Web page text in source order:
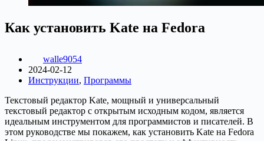
Как установить Kate на Fedora
walle9054
2024-02-12
Инструкции, Программы
Текстовый редактор Kate, мощный и универсальный
текстовый редактор с открытым исходным кодом, является
идеальным инструментом для программистов и писателей. В
этом руководстве мы покажем, как установить Kate на Fedora